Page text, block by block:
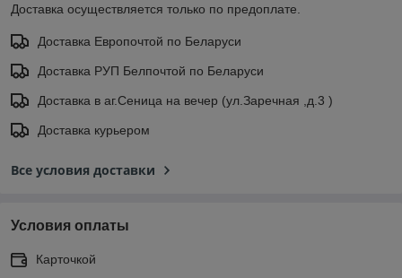
Доставка осуществляется только по предоплате.
Доставка Европочтой по Беларуси
Доставка РУП Белпочтой по Беларуси
Доставка в аг.Сеница на вечер (ул.Заречная ,д.3 )
Доставка курьером
Все условия доставки
Условия оплаты
Карточкой